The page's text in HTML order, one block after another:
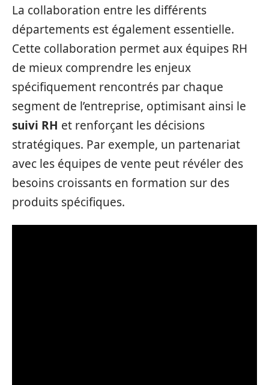
La collaboration entre les différents
départements est également essentielle.
Cette collaboration permet aux équipes RH
de mieux comprendre les enjeux
spécifiquement rencontrés par chaque
segment de l’entreprise, optimisant ainsi le
suivi RH et renforçant les décisions
stratégiques. Par exemple, un partenariat
avec les équipes de vente peut révéler des
besoins croissants en formation sur des
produits spécifiques.